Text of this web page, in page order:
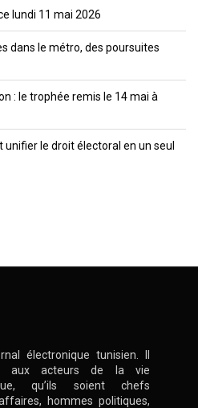
lundi 11 mai 2026
dans le métro, des poursuites
: le trophée remis le 14 mai à
le droit électoral en un seul
électronique tunisien. Il
aux acteurs de la vie
qu’ils soient chefs
hommes politiques,